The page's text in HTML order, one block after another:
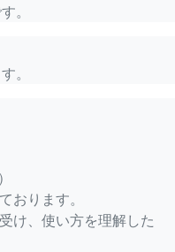
。
。
おります。
け、使い方を理解した